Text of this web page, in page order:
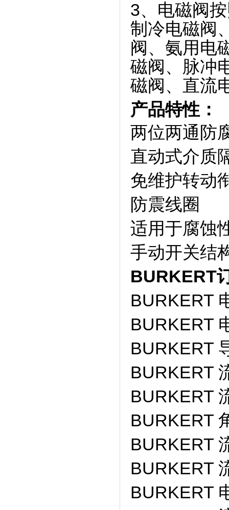
3、电磁阀
制冷电磁阀
阀、氨用电
磁阀、脉冲
磁阀、直流
产品特性：
两位两通防
直动式介质
免维护转动
防震线圈
适用于腐蚀
手动开关结
BURKERT
BURKERT
BURKERT
BURKERT
BURKERT
BURKERT
BURKERT
BURKERT
BURKERT
BURKERT